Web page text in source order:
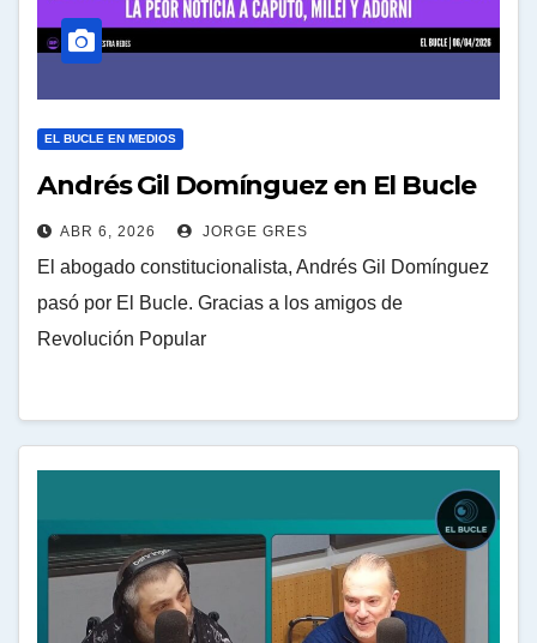
EL BUCLE EN MEDIOS
Andrés Gil Domínguez en El Bucle
ABR 6, 2026 JORGE GRES
El abogado constitucionalista, Andrés Gil Domínguez
pasó por El Bucle. Gracias a los amigos de
Revolución Popular